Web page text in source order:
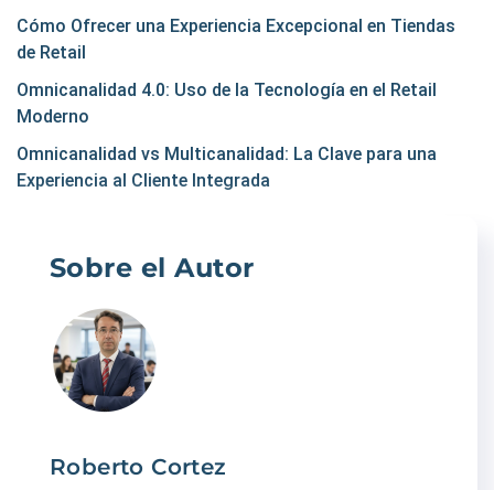
Cómo Ofrecer una Experiencia Excepcional en Tiendas
de Retail
Omnicanalidad 4.0: Uso de la Tecnología en el Retail
Moderno
Omnicanalidad vs Multicanalidad: La Clave para una
Experiencia al Cliente Integrada
Sobre el Autor
Roberto Cortez